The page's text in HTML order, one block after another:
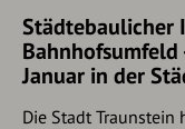
Städtebaulicher
Januar in der
Die Stadt Traunstein